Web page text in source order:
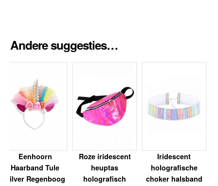
Andere suggesties…
Eenhoorn
Haarband Tule
Zilver Regenboog
Roze iridescent
heuptas
holografisch
Iridescent
holografische
choker halsband